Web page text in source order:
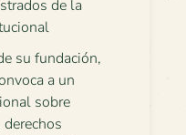
de la
su fundación,
a un
sobre